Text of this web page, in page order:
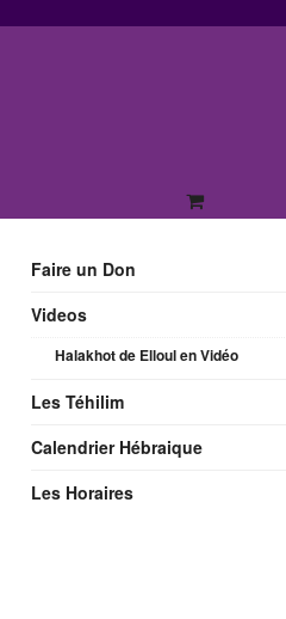
Faire un Don
Videos
Halakhot de Elloul en Vidéo
Les Téhilim
Calendrier Hébraique
Les Horaires